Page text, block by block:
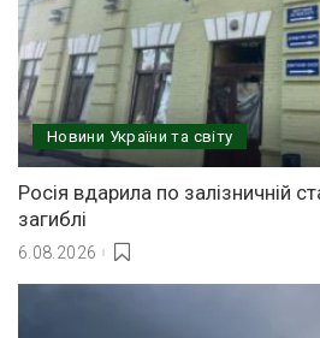
Новини України та світу
Росія вдарила по залізничній
загиблі
6.08.2026